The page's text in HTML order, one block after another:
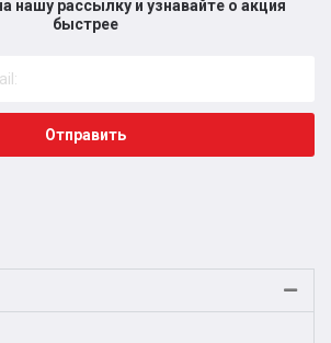
нашу рассылку и узнавайте о акция
быстрее​
Отправить